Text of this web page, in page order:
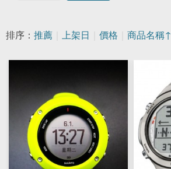
排序： 推薦 上架日 價格 商品名稱↑